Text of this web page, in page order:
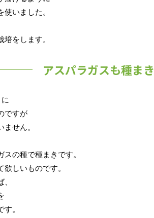
いました。
をします。
アスパラガスも種まき
ですが
せん。
の種で種まきです。
しいものです。
。